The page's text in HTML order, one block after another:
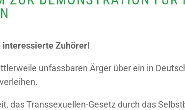
Zuhörer!
unfassbaren Ärger über ein in
das Transsexuellen-Gesetz durch das